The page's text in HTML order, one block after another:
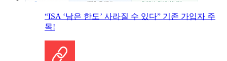
“ISA ‘남은 한도’ 사라질 수 있다” 기존 가입자 주
목!